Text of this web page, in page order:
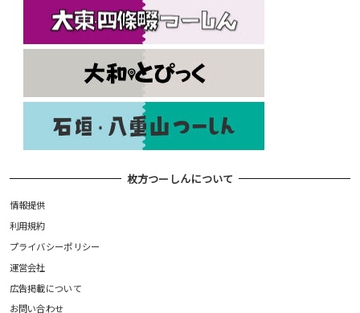
枚方つーしんについて
情報提供
利用規約
プライバシーポリシー
運営会社
広告掲載について
お問い合わせ